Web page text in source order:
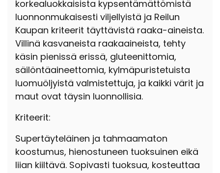
korkealuokkaisista kypsentämättömistä
luonnonmukaisesti viljellyistä ja Reilun
Kaupan kriteerit täyttävistä raaka-aineista.
Villinä kasvaneista raaka­aineista, tehty
käsin pienissä erissä, gluteenittomia,
säilöntäaineettomia, kylmäpuristetuista
luomuöljyistä valmistettuja, ja kaikki värit ja
maut ovat täysin luonnollisia.
Kriteerit:
Supertäyteläinen ja tahmaamaton
koostumus, hienostuneen tuoksuinen eikä
liian kiiltävä. Sopivasti tuoksua, kosteuttaa